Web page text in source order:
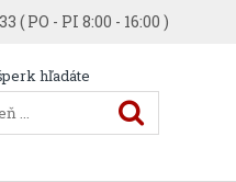
( PO - PI 8:00 - 16:00 )
hľadáte